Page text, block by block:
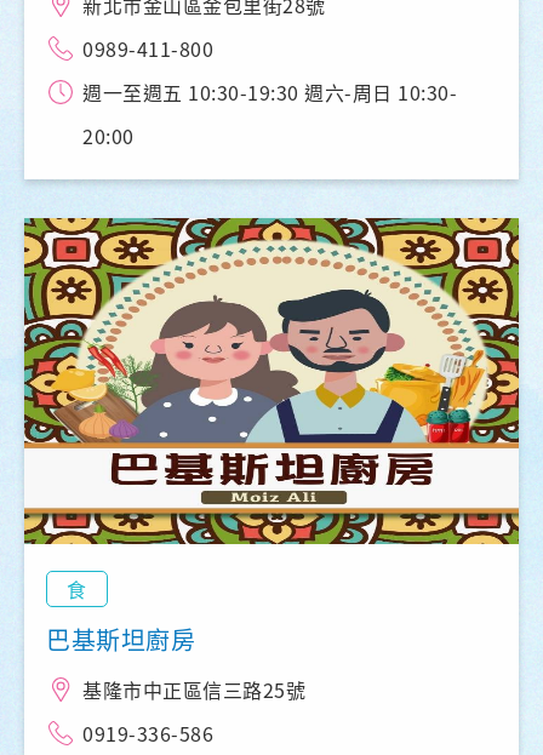
0989-411-800
週一至週五 10:30-19:30 週六-周日 10:30-
20:00
食
巴基斯坦廚房
基隆市中正區信三路25號
0919-336-586